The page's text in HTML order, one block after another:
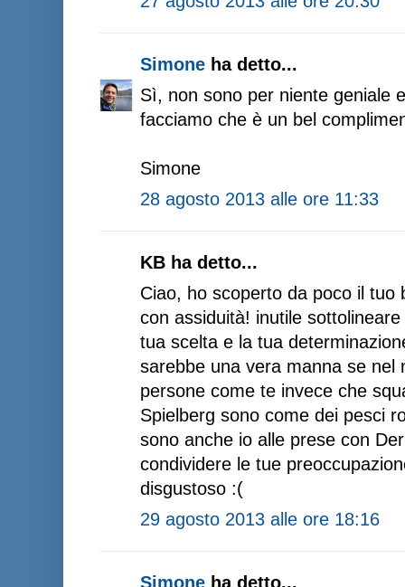
Simone ha detto...
Sì, non sono per niente geniale
facciamo che è un bel
Simone
28 agosto 2013 alle ore 11:33
KB ha detto...
Ciao, ho scoperto da poco il tuo
con assiduità! inutile
tua scelta e la tua
sarebbe una vera manna se nel
persone come te invece che
Spielberg sono come dei pesci
sono anche io alle prese con
condividere le tue
disgustoso :(
29 agosto 2013 alle ore 18:16
Simone ha detto...